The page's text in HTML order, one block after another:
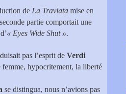
de La Traviata mise en
partie comportait une
« Eyes Wide Shut ».
pas l’esprit de Verdi
femme, hypocritement, la liberté
se distingua, nous n’avions pas